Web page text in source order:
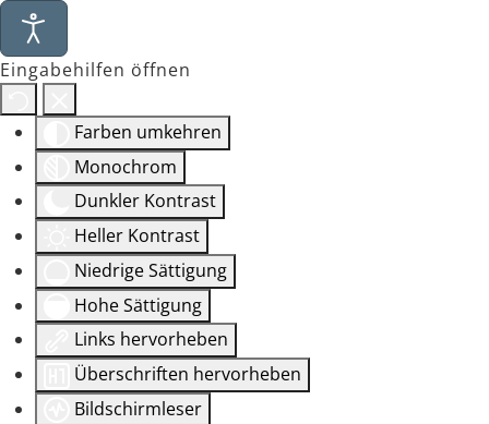
Eingabehilfen öffnen
Farben umkehren
Monochrom
Dunkler Kontrast
Heller Kontrast
Niedrige Sättigung
Hohe Sättigung
Links hervorheben
Überschriften hervorheben
Bildschirmleser